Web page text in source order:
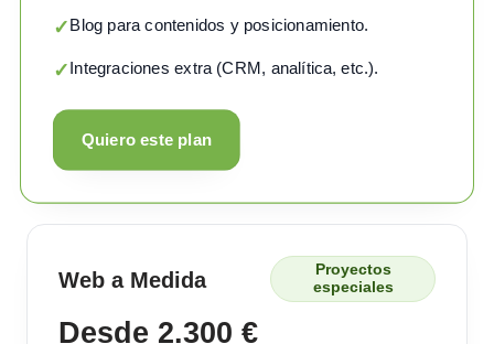
✓Blog para contenidos y posicionamiento.
✓Integraciones extra (CRM, analítica, etc.).
Quiero este plan
Web a Medida
Proyectos
especiales
Desde 2.300 €